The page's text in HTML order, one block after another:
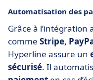
Automatisation des
Grâce à l’intégration
comme Stripe,
Hyperline assure un
sécurisé. Il